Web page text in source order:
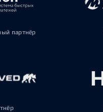
партнёр